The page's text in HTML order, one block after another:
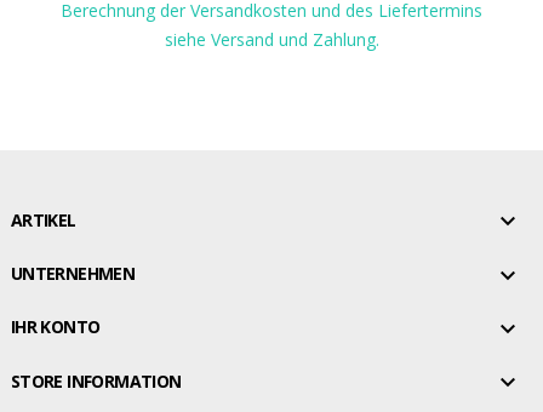
Berechnung der Versandkosten und des Liefertermins
siehe Versand und Zahlung.
ARTIKEL 
UNTERNEHMEN 
IHR KONTO 
STORE INFORMATION 